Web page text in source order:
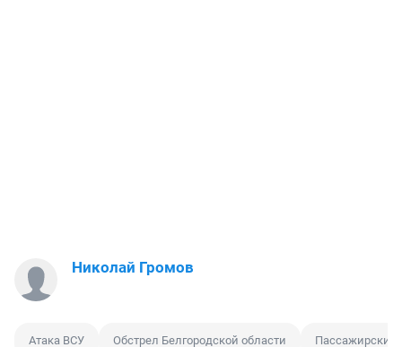
Николай Громов
Атака ВСУ Обстрел Белгородской области Пассажирский